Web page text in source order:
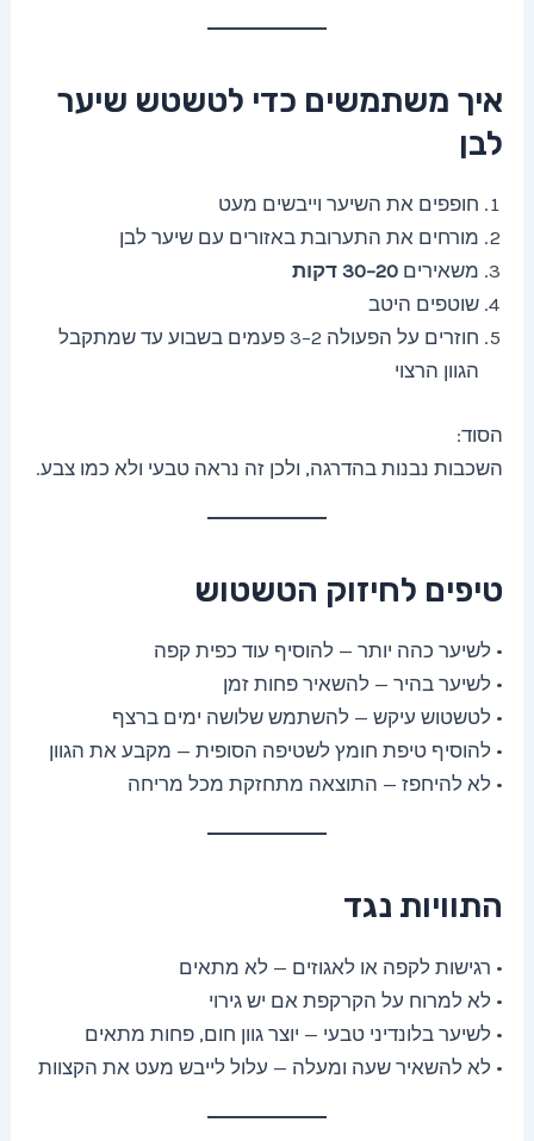
איך משתמשים כדי לטשטש שיער
לבן
חופפים את השיער וייבשים מעט
מורחים את התערובת באזורים עם שיער לבן
משאירים20–30 דקות
שוטפים היטב
חוזרים על הפעולה 2–3 פעמים בשבוע עד שמתקבל
הגוון הרצוי
הסוד:
השכבות נבנות בהדרגה, ולכן זה נראה טבעי ולא כמו צבע.
טיפים לחיזוק הטשטוש
• לשיער כהה יותר — להוסיף עוד כפית קפה
• לשיער בהיר — להשאיר פחות זמן
• לטשטוש עיקש — להשתמש שלושה ימים ברצף
• להוסיף טיפת חומץ לשטיפה הסופית — מקבע את הגוון
• לא להיחפז — התוצאה מתחזקת מכל מריחה
התוויות נגד
• רגישות לקפה או לאגוזים — לא מתאים
• לא למרוח על הקרקפת אם יש גירוי
• לשיער בלונדיני טבעי — יוצר גוון חום, פחות מתאים
• לא להשאיר שעה ומעלה — עלול לייבש מעט את הקצוות